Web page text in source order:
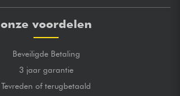
onze voordelen
Beveiligde Betaling
3 jaar garantie
Tevreden of terugbetaald